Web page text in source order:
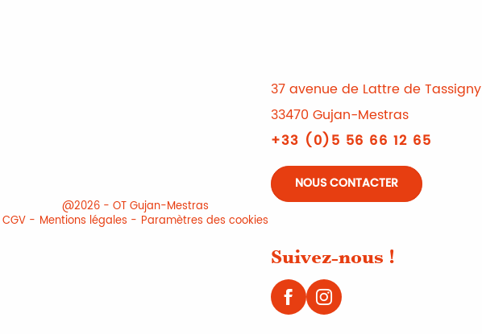
@2026 - OT Gujan-Mestras
CGV
Mentions légales Paramètres des cookies
37 avenue de Lattre de Tassigny
33470 Gujan-Mestras
+33 (0)5 56 66 12 65
NOUS CONTACTER
Suivez-nous !